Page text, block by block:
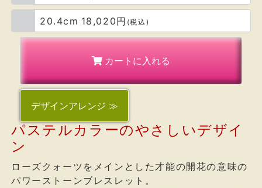
20.4cm 18,020円 (税込)
カートに入れる
デザインアレンジ ≫
パステルカラーのやさしいデザイ
ン
ローズクォーツをメインとした才能の開花の意味の
パワーストーンブレスレット。